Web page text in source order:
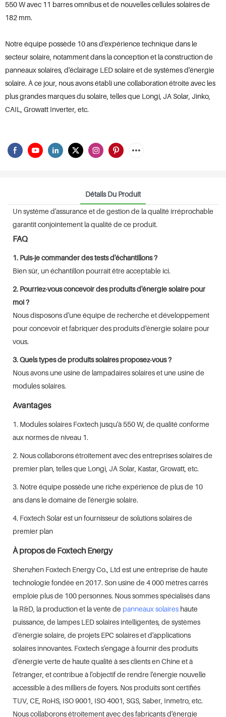
550 W avec 11 barres omnibus et de nouvelles cellules solaires de
182 mm.
Notre équipe possède 10 ans d'expérience technique dans le
secteur solaire, notamment dans la conception et la construction de
panneaux solaires, d'éclairage LED solaire et de systèmes d'énergie
solaire. À ce jour, nous avons établi une collaboration étroite avec les
plus grandes marques du solaire, telles que Longi, JA Solar, Jinko,
CAIL, Growatt Inverter, etc.
Détails Du Produit
Un système d'assurance et de gestion de la qualité irréprochable
garantit conjointement la qualité de ce produit.
FAQ
1. Puis-je commander des tests d'échantillons ?
Bien sûr, un échantillon pourrait être acceptable ici.
2. Pourriez-vous concevoir des produits d'énergie solaire pour
moi ?
Nous disposons d'une équipe de recherche et développement
pour concevoir et fabriquer des produits d'énergie solaire pour
vous.
3. Quels types de produits solaires proposez-vous ?
Nous avons une usine de lampadaires solaires et une usine de
modules solaires.
Avantages
1. Modules solaires Foxtech jusqu'à 550 W, de qualité conforme
aux normes de niveau 1.
2. Nous collaborons étroitement avec des entreprises solaires de
premier plan, telles que Longi, JA Solar, Kastar, Growatt, etc.
3. Notre équipe possède une riche expérience de plus de 10
ans dans le domaine de l'énergie solaire.
4. Foxtech Solar est un fournisseur de solutions solaires de
premier plan
À propos de Foxtech Energy
Shenzhen Foxtech Energy Co., Ltd est une entreprise de haute
technologie fondée en 2017. Son usine de 4 000 mètres carrés
emploie plus de 100 personnes. Nous sommes spécialisés dans
la R&D, la production et la vente de panneaux solaires haute
puissance, de lampes LED solaires intelligentes, de systèmes
d'énergie solaire, de projets EPC solaires et d'applications
solaires innovantes. Foxtech s'engage à fournir des produits
d'énergie verte de haute qualité à ses clients en Chine et à
l'étranger, et contribue à l'objectif de rendre l'énergie nouvelle
accessible à des milliers de foyers. Nos produits sont certifiés
TUV, CE, RoHS, ISO 9001, ISO 4001, SGS, Saber, Inmetro, etc.
Nous collaborons étroitement avec des fabricants d'énergie